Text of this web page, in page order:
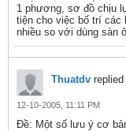
1 phương, sơ đồ chịu
tiện cho việc bố trí các
nhiều so với dùng sàn
Thuatdv replied
12-10-2005, 11:11 PM
Ðề: Một số lưu ý cơ